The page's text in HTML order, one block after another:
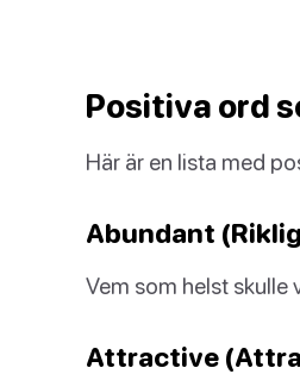
Positiva ord
Här är en lista med
Abundant
Vem som helst skulle
Attractive